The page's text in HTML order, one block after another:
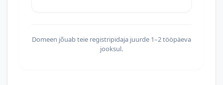
Domeen jõuab teie registripidaja juurde 1–2 tööpäeva
jooksul.